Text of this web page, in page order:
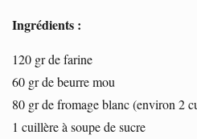
Ingrédients :
120 gr de farine
60 gr de beurre mou
80 gr de fromage blanc (environ 2
1 cuillère à soupe de sucre